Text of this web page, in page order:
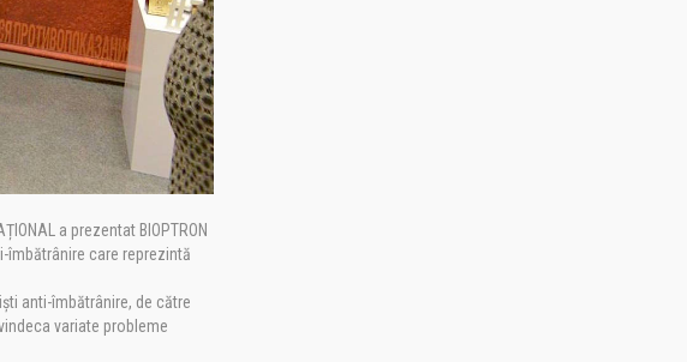
a prezentat BIOPTRON
care reprezintă
anti-îmbătrânire, de către
variate probleme